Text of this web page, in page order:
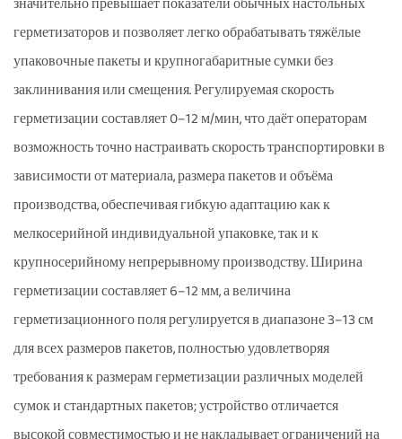
герметизаторов и позволяет легко обрабатывать тяжёлые
упаковочные пакеты и крупногабаритные сумки без
заклинивания или смещения. Регулируемая скорость
герметизации составляет 0–12 м/мин, что даёт операторам
возможность точно настраивать скорость транспортировки в
зависимости от материала, размера пакетов и объёма
производства, обеспечивая гибкую адаптацию как к
мелкосерийной индивидуальной упаковке, так и к
крупносерийному непрерывному производству. Ширина
герметизации составляет 6–12 мм, а величина
герметизационного поля регулируется в диапазоне 3–13 см
для всех размеров пакетов, полностью удовлетворяя
требования к размерам герметизации различных моделей
сумок и стандартных пакетов; устройство отличается
высокой совместимостью и не накладывает ограничений на